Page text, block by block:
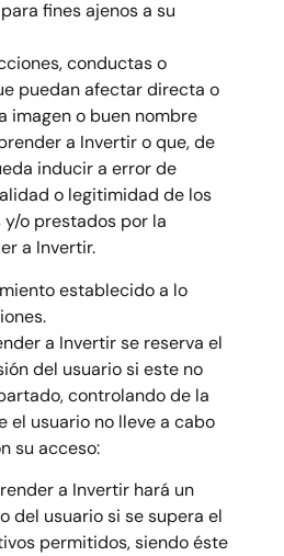
fines ajenos a su
conductas o
puedan afectar directa o
imagen o buen nombre
a Invertiro que, de
inducir a error de
o legitimidad de los
o prestados por la
a Invertir.
establecido a lo
a Invertir se reserva el
del usuario si este no
controlando de la
el usuario no lleve a cabo
su acceso:
a Invertir hará un
del usuario si se supera el
permitidos, siendo éste